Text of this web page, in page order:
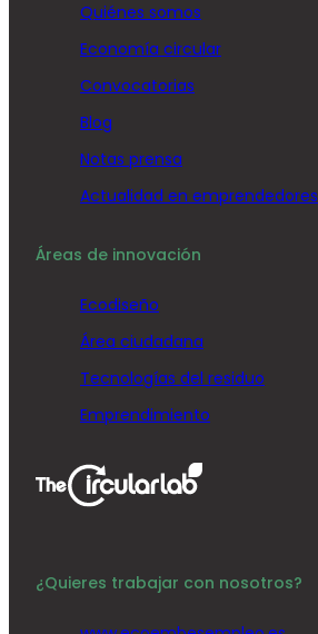
Quiénes somos
Economía circular
Convocatorias
Blog
Notas prensa
Actualidad en emprendedores
Áreas de innovación
Ecodiseño
Área ciudadana
Tecnologías del residuo
Emprendimiento
¿Quieres trabajar con nosotros?